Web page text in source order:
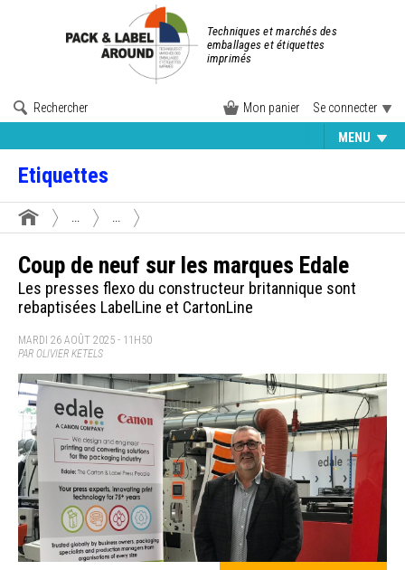
Techniques et marchés des
emballages et étiquettes
imprimés
Rechercher Mon panier Se connecter
MENU
Etiquettes
Coup de neuf sur les marques Edale
Les presses flexo du constructeur britannique sont
rebaptisées LabelLine et CartonLine
MARDI 26 AOÛT 2025 - 11H50
PAR OLIVIER KETELS